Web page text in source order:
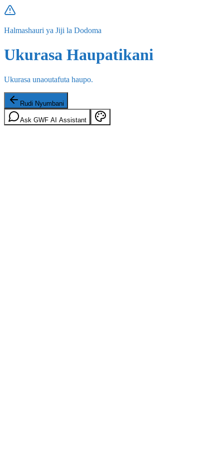
Halmashauri ya Jiji la Dodoma
Ukurasa Haupatikani
Ukurasa unaoutafuta haupo.
Rudi Nyumbani
Ask GWF AI Assistant